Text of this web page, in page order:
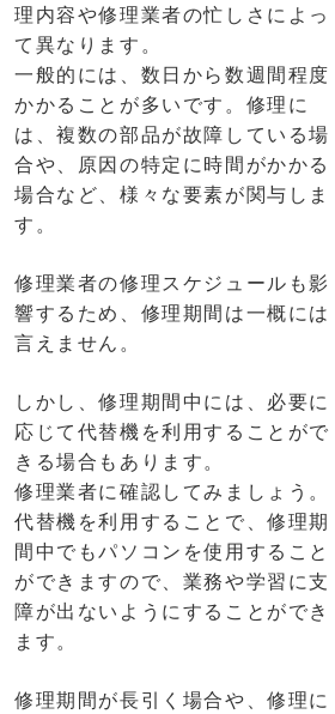
理内容や修理業者の忙しさによっ
て異なります。
一般的には、数日から数週間程度
かかることが多いです。修理に
は、複数の部品が故障している場
合や、原因の特定に時間がかかる
場合など、様々な要素が関与しま
す。
修理業者の修理スケジュールも影
響するため、修理期間は一概には
言えません。
しかし、修理期間中には、必要に
応じて代替機を利用することがで
きる場合もあります。
修理業者に確認してみましょう。
代替機を利用することで、修理期
間中でもパソコンを使用すること
ができますので、業務や学習に支
障が出ないようにすることができ
ます。
修理期間が長引く場合や、修理に